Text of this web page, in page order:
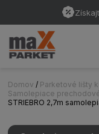
Domov / Parketové lišty
Samolepiace
STRIEBRO 2,7m